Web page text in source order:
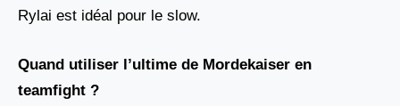
Rylai est idéal pour le slow.
Quand utiliser l’ultime de Mordekaiser en
teamfight ?